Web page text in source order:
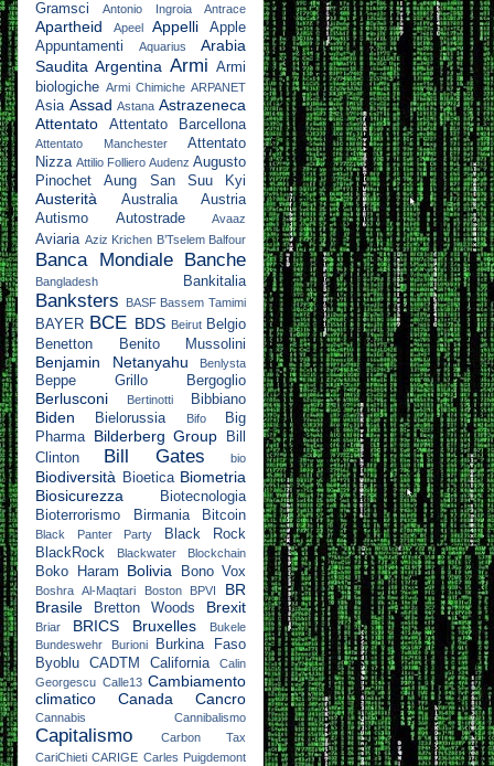
Gramsci
Antonio Ingroia Antrace
Apartheid Apeel Appelli
Apple
Appuntamenti
Aquarius
Arabia
Saudita Argentina Armi Armi
biologiche Armi Chimiche ARPANET
Asia Assad Astana Astrazeneca
Attentato
Attentato Barcellona
Attentato Manchester
Attentato
Nizza Attilio Folliero Audenz Augusto
Pinochet
Aung San Suu Kyi
Austerità Australia
Austria
Autismo
Autostrade Avaaz
Aviaria Aziz Krichen B’Tselem Balfour
Banca Mondiale Banche
Bangladesh Bankitalia
Banksters BASF Bassem Tamimi
BAYER BCE BDS Beirut Belgio
Benetton
Benito Mussolini
Benjamin Netanyahu Benlysta
Beppe Grillo Bergoglio
Berlusconi Bertinotti Bibbiano
Biden Bielorussia Bifo
Big
Pharma
Bilderberg Group
Bill
Clinton
Bill Gates bio
Biodiversità Bioetica Biometria
Biosicurezza
Biotecnologia
Bioterrorismo
Birmania Bitcoin
Black Panter Party
Black Rock
BlackRock
Blackwater Blockchain
Boko Haram Bolivia Bono Vox
Boshra Al-Maqtari Boston BPVI
BR
Brasile
Bretton Woods Brexit
Briar BRICS Bruxelles
Bukele
Bundeswehr
Burioni
Burkina Faso
Byoblu
CADTM California
Calin
Georgescu Calle13 Cambiamento
climatico
Canada Cancro
Cannabis Cannibalismo
Capitalismo
Carbon Tax
CariChieti CARIGE Carles Puigdemont